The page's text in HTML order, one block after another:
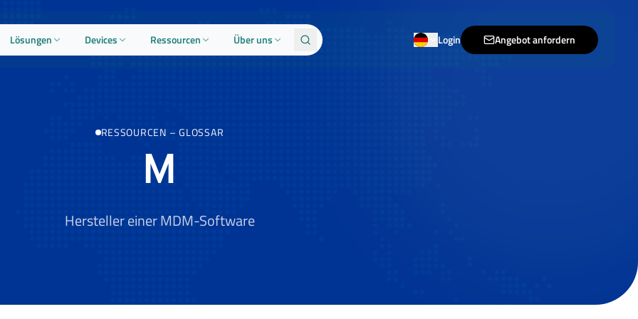
Lösungen Devices Ressourcen Über uns Login Angebot anfordern
RESSOURCEN – GLOSSAR
M
Hersteller einer MDM-Software